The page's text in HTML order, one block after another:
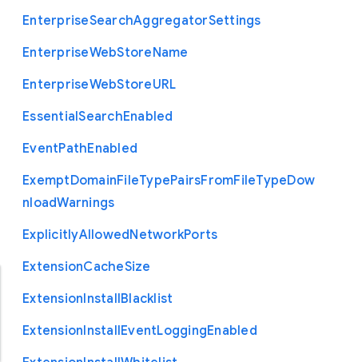
EnterpriseSearchAggregatorSettings
EnterpriseWebStoreName
EnterpriseWebStoreURL
EssentialSearchEnabled
EventPathEnabled
ExemptDomainFileTypePairsFromFileTypeDow
nloadWarnings
ExplicitlyAllowedNetworkPorts
ExtensionCacheSize
ExtensionInstallBlacklist
ExtensionInstallEventLoggingEnabled